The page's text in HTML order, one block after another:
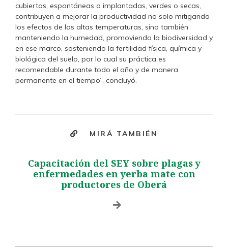
cubiertas, espontáneas o implantadas, verdes o secas,
contribuyen a mejorar la productividad no solo mitigando
los efectos de las altas temperaturas, sino también
manteniendo la humedad, promoviendo la biodiversidad y
en ese marco, sosteniendo la fertilidad física, química y
biológica del suelo, por lo cual su práctica es
recomendable durante todo el año y de manera
permanente en el tiempo”, concluyó.
MIRÁ TAMBIÉN
Capacitación del SEY sobre plagas y
enfermedades en yerba mate con
productores de Oberá